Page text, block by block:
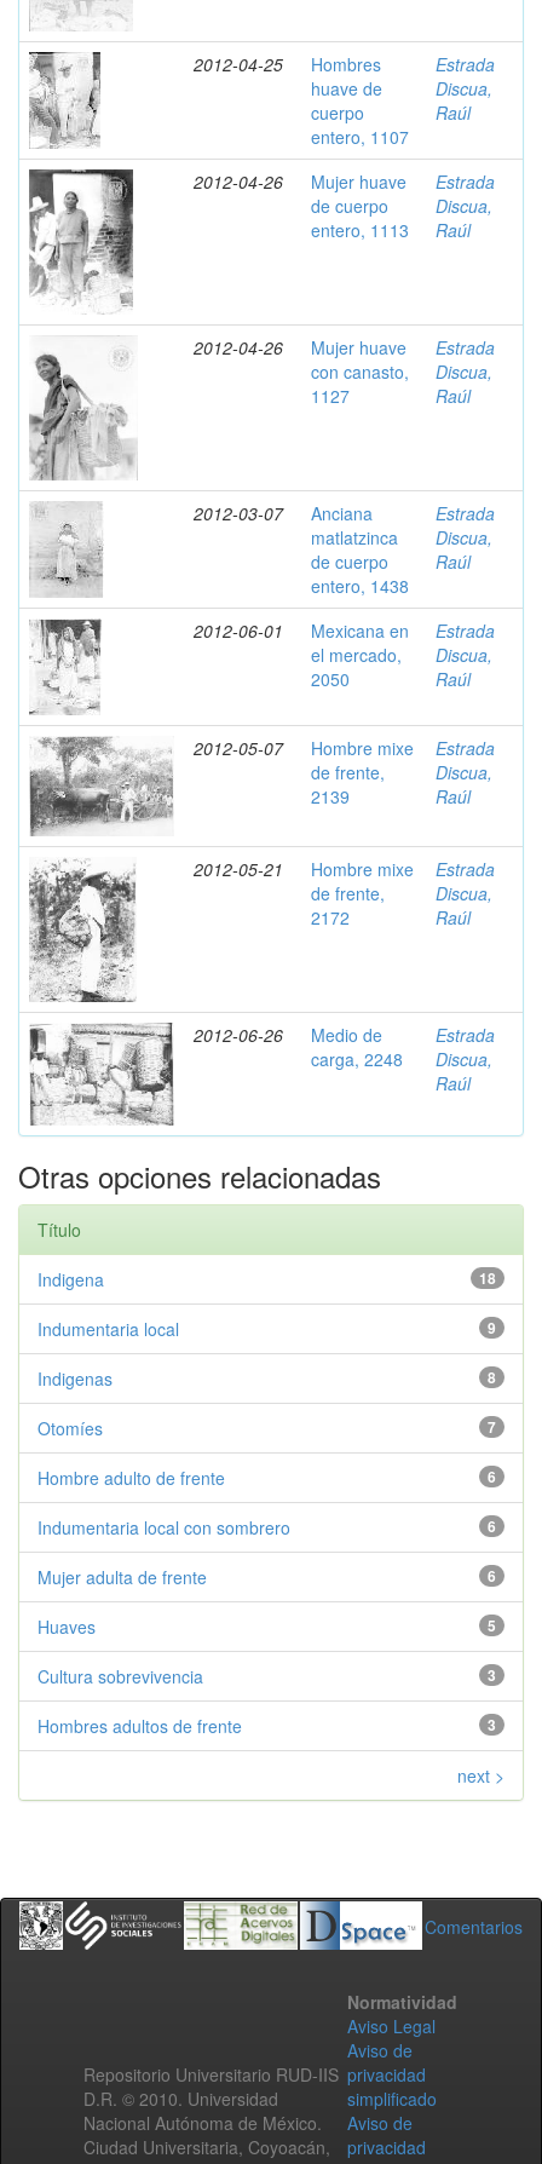
2012-04-25
Hombres
huave de
cuerpo
entero, 1107
Estrada
Discua,
Raúl
2012-04-26
Mujer huave
de cuerpo
entero, 1113
Estrada
Discua,
Raúl
2012-04-26
Mujer huave
con canasto,
1127
Estrada
Discua,
Raúl
2012-03-07
Anciana
matlatzinca
de cuerpo
entero, 1438
Estrada
Discua,
Raúl
2012-06-01
Mexicana en
el mercado,
2050
Estrada
Discua,
Raúl
2012-05-07
Hombre mixe
de frente,
2139
Estrada
Discua,
Raúl
2012-05-21
Hombre mixe
de frente,
2172
Estrada
Discua,
Raúl
2012-06-26
Medio de
carga, 2248
Estrada
Discua,
Raúl
Otras opciones relacionadas
Título
18
Indigena
9
Indumentaria local
8
Indigenas
7
Otomíes
6
Hombre adulto de frente
6
Indumentaria local con sombrero
6
Mujer adulta de frente
5
Huaves
3
Cultura sobrevivencia
3
Hombres adultos de frente
next >
Comentarios
Repositorio Universitario RUD-IIS
D.R. © 2010. Universidad
Nacional Autónoma de México.
Ciudad Universitaria, Coyoacán,
Normatividad
Aviso Legal
Aviso de
privacidad
simplificado
Aviso de
privacidad